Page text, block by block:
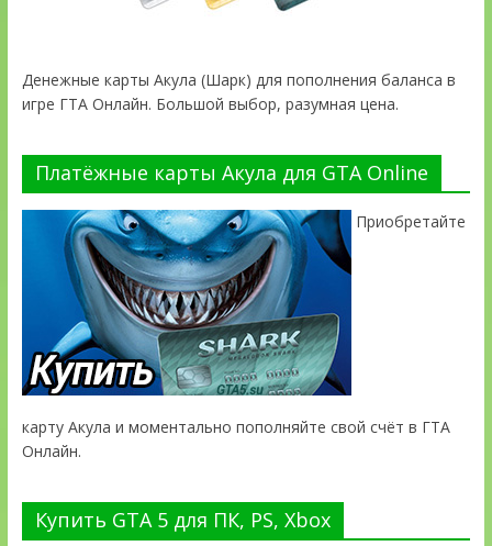
Денежные карты Акула (Шарк) для пополнения баланса в
игре ГТА Онлайн. Большой выбор, разумная цена.
Платёжные карты Акула для GTA Online
Приобретайте
карту Акула и моментально пополняйте свой счёт в ГТА
Онлайн.
Купить GTA 5 для ПК, PS, Xbox